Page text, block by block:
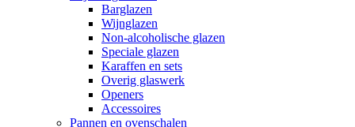
Barglazen
Wijnglazen
Non-alcoholische glazen
Speciale glazen
Karaffen en sets
Overig glaswerk
Openers
Accessoires
Pannen en ovenschalen